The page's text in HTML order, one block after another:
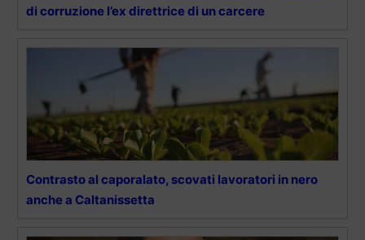
di corruzione l’ex direttrice di un carcere
Contrasto al caporalato, scovati lavoratori in nero
anche a Caltanissetta